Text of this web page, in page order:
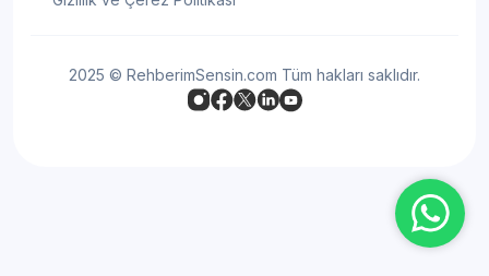
2025 © RehberimSensin.com Tüm hakları saklıdır.